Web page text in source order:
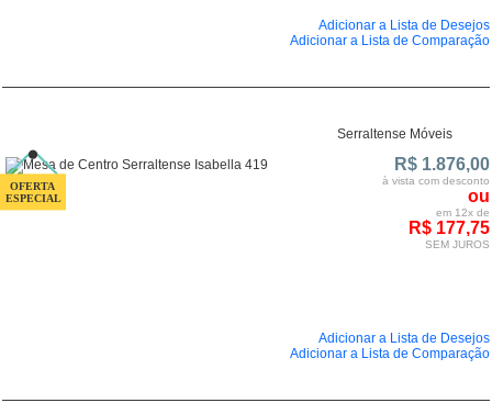
Adicionar a Lista de Desejos
Adicionar a Lista de Comparação
Serraltense Móveis
R$ 1.876,00
à vista com desconto
ou
em 12x de
R$ 177,75
SEM JUROS
Adicionar a Lista de Desejos
Adicionar a Lista de Comparação